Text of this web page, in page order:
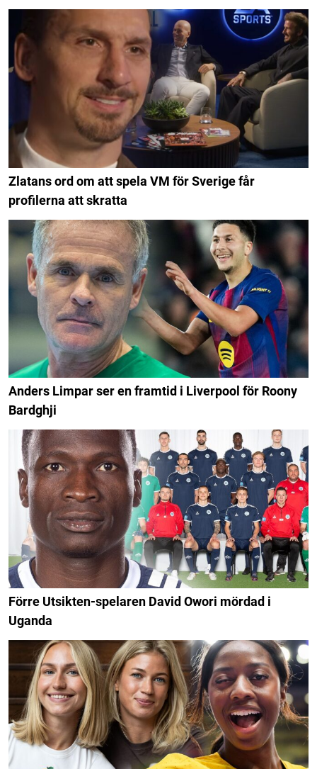
Zlatans ord om att spela VM för Sverige får
profilerna att skratta
Anders Limpar ser en framtid i Liverpool för Roony
Bardghji
Förre Utsikten-spelaren David Owori mördad i
Uganda